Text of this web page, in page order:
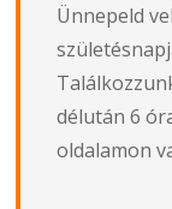
Ünnepeld
délután 6
oldalamon